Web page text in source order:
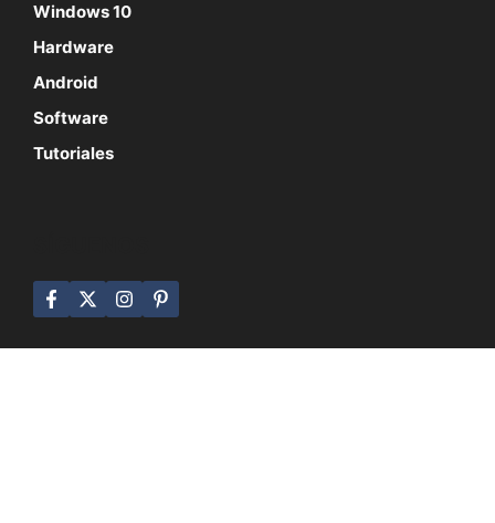
Windows 10
Hardware
Android
Software
Tutoriales